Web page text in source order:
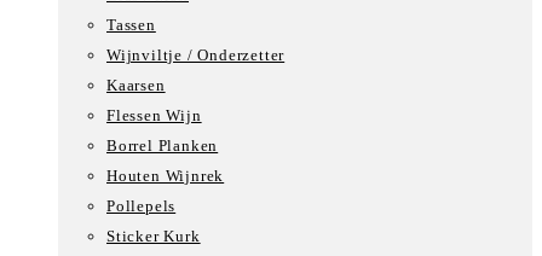
Tassen
Wijnviltje / Onderzetter
Kaarsen
Flessen Wijn
Borrel Planken
Houten Wijnrek
Pollepels
Sticker Kurk